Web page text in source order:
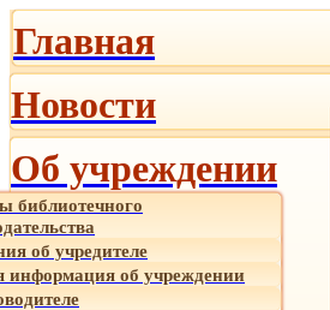
Главная
Новости
Об учреждении
библиотечного
об учредителе
об учреждении